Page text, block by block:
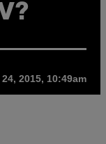
2015, 10:49am